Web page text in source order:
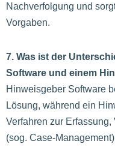
Nachverfolgung und
Vorgaben.
7. Was ist der
Software und einem
Hinweisgeber Software
Lösung, während ein
Verfahren zur
(sog. Case-